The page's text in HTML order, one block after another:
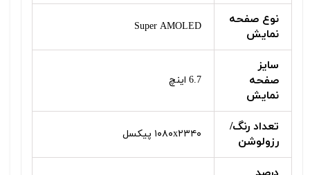
نوع صفحه
نمایش
Super AMOLED
سایز
صفحه
نمایش
6.7 اینچ
تعداد رنگ/
رزولوشن
۱۰۸۰x۲۳۴۰ پیکسل